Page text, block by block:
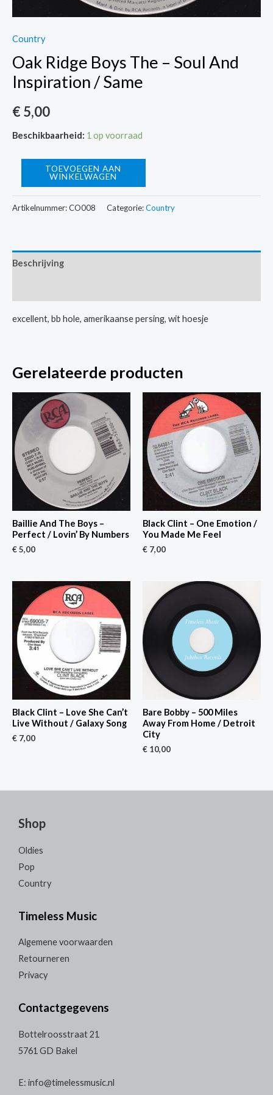
Country
Oak Ridge Boys The – Soul And
Inspiration / Same
€5,00
Beschikbaarheid: 1 op voorraad
Boys
Soul
And
Same
TOEVOEGEN AAN
WINKELWAGEN
Artikelnummer:CO008 Categorie:Country
Beschrijving
excellent, bb hole, amerikaanse persing, wit hoesje
Gerelateerde producten
Baillie And The Boys –
Perfect / Lovin’ By Numbers
€5,00
Black Clint – One Emotion /
You Made Me Feel
€ 7,00
Black Clint – Love She Can’t
Live Without / Galaxy Song
€ 7,00
Bare Bobby – 500 Miles
Away From Home / Detroit
City
€ 10,00
Shop
Oldies
Pop
Country
Timeless Music
Algemene voorwaarden
Retourneren
Privacy
Contactgegevens
Bottelroosstraat 21
5761 GD Bakel
E: info@timelessmusic.nl